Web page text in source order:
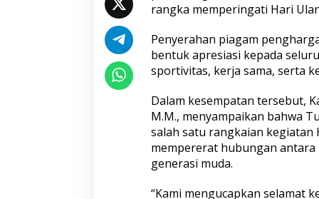
r
a
a
n
T
r
n
a
m
e
n
o
rangka memperingati Hari
Penyerahan piagam
bentuk apresiasi kepada
sportivitas, kerja sama, serta
Dalam kesempatan tersebut,
M.M., menyampaikan bahwa
salah satu rangkaian
mempererat hubungan
generasi muda.
“Kami mengucapkan selamat